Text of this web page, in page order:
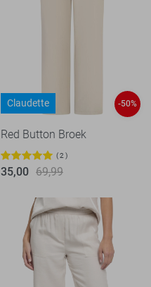
Claudette -50%
Red Button Broek
2
35,00 69,99